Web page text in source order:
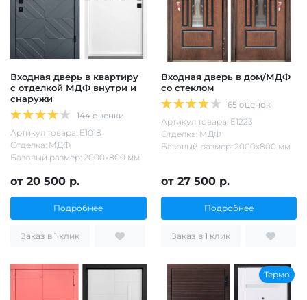
Входная дверь в квартиру
с отделкой МДФ внутри и
снаружи
144 оценки
Артикул товара: Е1018
Отделка: МДФ
Базовый размер: 2000х800 мм
от 20 500 р.
Подробнее
Заказ в 1 клик
Входная дверь в дом/МДФ
со стеклом
65 оценок
Артикул товара: Е1223
Отделка: МДФ
Базовый размер: 2000х800 мм
от 27 500 р.
Подробнее
Заказ в 1 клик
Термо